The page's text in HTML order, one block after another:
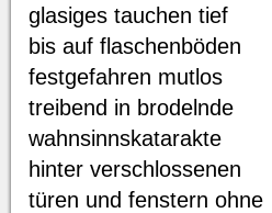
glasiges tauchen tief
bis auf flaschenböden
festgefahren mutlos
treibend in brodelnde
wahnsinnskatarakte
hinter verschlossenen
türen und fenstern ohne